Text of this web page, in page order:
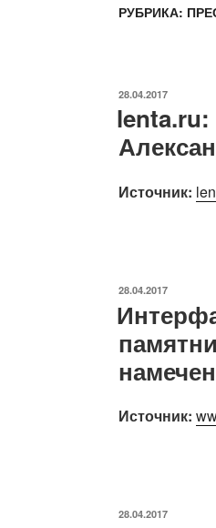
РУБРИКА:
ОПУБЛИКОВАНО
28.04.2017
Источник:
ОПУБЛИКОВАНО
28.04.2017
Источник:
ОПУБЛИКОВАНО
28.04.2017